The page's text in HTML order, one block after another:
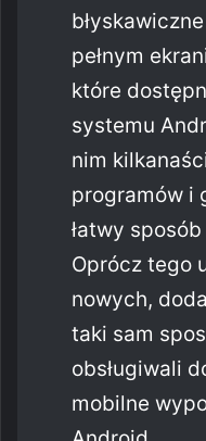
pełnym
które
systemu
nim
programów i
łatwy
Oprócz tego
nowych,
taki sam
obsługiwali
mobilne